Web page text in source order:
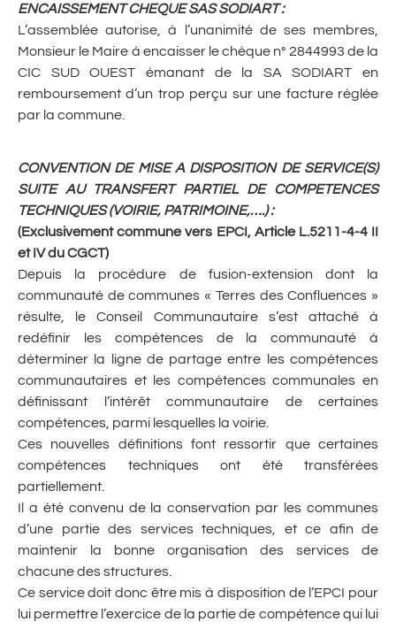
ENCAISSEMENT CHEQUE SAS SODIART:
L’assemblée autorise, à l’unanimité de ses membres,
Monsieur le Maire à encaisser le chèque n° 2844993 de la
CIC SUD OUEST émanant de la SA SODIART en
remboursement d’un trop perçu sur une facture réglée
par la commune.
CONVENTION DE MISE A DISPOSITION DE SERVICE(S)
SUITE AU TRANSFERT PARTIEL DE COMPETENCES
TECHNIQUES (VOIRIE, PATRIMOINE,….):
(Exclusivement commune vers EPCI, Article L.5211-4-4 II
et IV du CGCT)
Depuis la procédure de fusion-extension dont la
communauté de communes « Terres des Confluences »
résulte, le Conseil Communautaire s’est attaché à
redéfinir les compétences de la communauté à
déterminer la ligne de partage entre les compétences
communautaires et les compétences communales en
définissant l’intérêt communautaire de certaines
compétences, parmi lesquelles la voirie.
Ces nouvelles définitions font ressortir que certaines
compétences techniques ont été transférées
partiellement.
Il a été convenu de la conservation par les communes
d’une partie des services techniques, et ce afin de
maintenir la bonne organisation des services de
chacune des structures.
Ce service doit donc être mis à disposition de l’EPCI pour
lui permettre l’exercice de la partie de compétence qui lui